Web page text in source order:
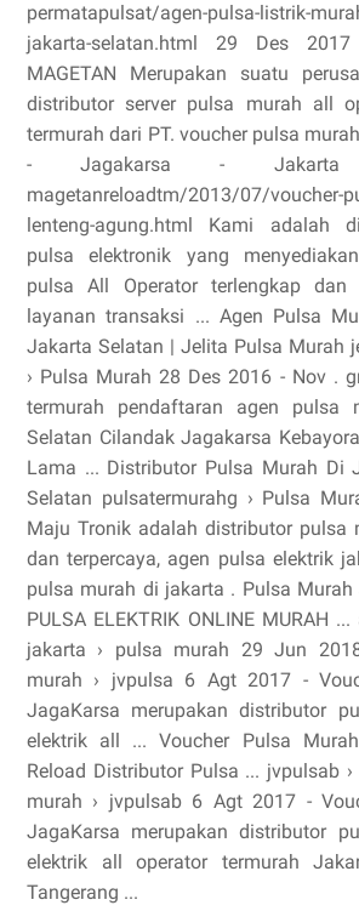
permatapulsat/agen-pulsa-listrik-
jakarta-selatan.html 29 Des
MAGETAN Merupakan suatu
distributor server pulsa murah all
termurah dari PT. voucher pulsa
- Jagakarsa - Jakarta
magetanreloadtm/2013/07/voucher-
lenteng-agung.html Kami adalah
pulsa elektronik yang
pulsa All Operator terlengkap dan
layanan transaksi ... Agen Pulsa
Jakarta Selatan | Jelita Pulsa Murah
› Pulsa Murah 28 Des 2016 - Nov .
termurah pendaftaran agen pulsa
Selatan Cilandak Jagakarsa
Lama ... Distributor Pulsa Murah Di
Selatan pulsatermurahg › Pulsa
Maju Tronik adalah distributor pulsa
dan terpercaya, agen pulsa elektrik
pulsa murah di jakarta . Pulsa Murah
PULSA ELEKTRIK ONLINE MURAH
jakarta › pulsa murah 29 Jun
murah › jvpulsa 6 Agt 2017 -
JagaKarsa merupakan distributor
elektrik all ... Voucher Pulsa
Reload Distributor Pulsa ... jvpulsab ›
murah › jvpulsab 6 Agt 2017 -
JagaKarsa merupakan distributor
elektrik all operator termurah
Tangerang ...